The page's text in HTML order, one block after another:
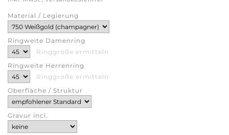
Material / Legierung
Ringweite Damenring
Ringgröße ermitteln
Ringweite Herrenring
Ringgröße ermitteln
Oberfläche / Struktur
Gravur incl.